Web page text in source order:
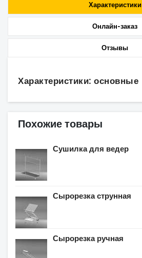
Характеристики
Онлайн-заказ
Отзывы
Характеристики: основные
Похожие товары
Сушилка для ведер
Сырорезка струнная
Сырорезка ручная